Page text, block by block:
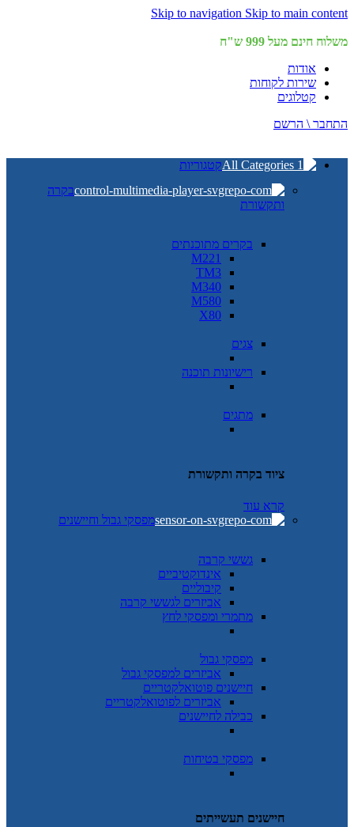
Skip to navigation Skip to main content
משלוח חינם מעל 999 ש"ח
אודות
שירות לקוחות
קטלוגים
התחבר \ הרשם
קטגוריות
בקרה
ותקשורת
בקרים מתוכנתים
M221
TM3
M340
M580
X80
צגים
רישיונות תוכנה
מתגים
ציוד בקרה ותקשורת
קרא עוד
מפסקי גבול וחיישנים
גששי קרבה
אינדוקטיביים
קיבוליים
אביזרים לגששי קרבה
מתמרי ומפסקי לחץ
מפסקי גבול
אביזרים למפסקי גבול
חיישנים פוטואלקטריים
אביזרים לפוטואלקטריים
כבילה לחיישנים
מפסקי בטיחות
חיישנים תעשייתים